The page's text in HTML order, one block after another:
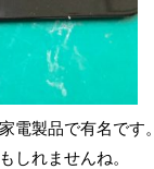
電製品で有名です。
しれませんね。